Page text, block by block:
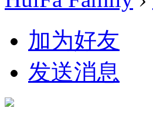
加为好友
发送消息